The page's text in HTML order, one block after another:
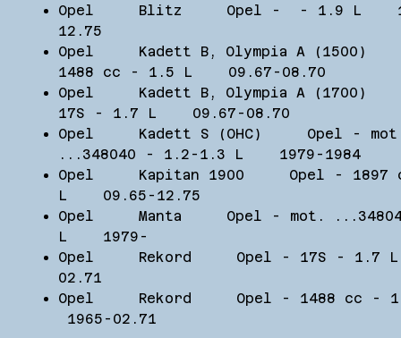
Opel Blitz Opel - - 1.9 L
12.75
Opel Kadett B, Olympia A (1500)
1488 cc - 1.5 L 09.67-08.70
Opel Kadett B, Olympia A (1700)
17S - 1.7 L 09.67-08.70
Opel Kadett S (OHC) Opel -
...348040 - 1.2-1.3 L 1979-1984
Opel Kapitan 1900 Opel - 1897
L 09.65-12.75
Opel Manta Opel - mot.
L 1979-
Opel Rekord Opel - 17S - 1.7
02.71
Opel Rekord Opel - 1488 cc -
1965-02.71